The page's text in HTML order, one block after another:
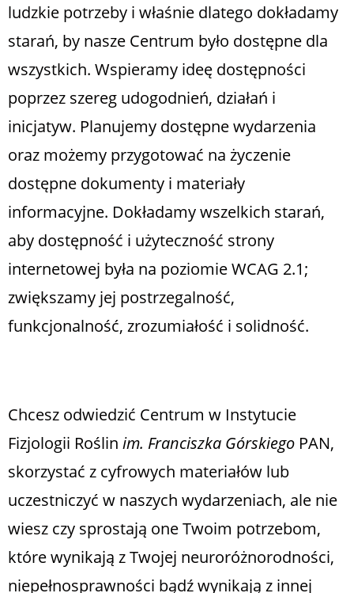
ludzkie potrzeby i właśnie dlatego dokładamy
starań, by nasze Centrum było dostępne dla
wszystkich. Wspieramy ideę dostępności
poprzez szereg udogodnień, działań i
inicjatyw. Planujemy dostępne wydarzenia
oraz możemy przygotować na życzenie
dostępne dokumenty i materiały
informacyjne. Dokładamy wszelkich starań,
aby dostępność i użyteczność strony
internetowej była na poziomie WCAG 2.1;
zwiększamy jej postrzegalność,
funkcjonalność, zrozumiałość i solidność.
Chcesz odwiedzić Centrum w Instytucie
Fizjologii Roślin im. Franciszka Górskiego PAN,
skorzystać z cyfrowych materiałów lub
uczestniczyć w naszych wydarzeniach, ale nie
wiesz czy sprostają one Twoim potrzebom,
które wynikają z Twojej neuroróżnorodności,
niepełnosprawności bądź wynikają z innej